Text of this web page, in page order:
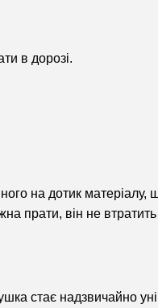
в дорозі.
на дотик
прати, він не втратить
стає надзвичайно